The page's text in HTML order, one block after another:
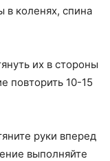
в коленях, спина
их в стороны
повторить 10-15
руки вперед
выполняйте